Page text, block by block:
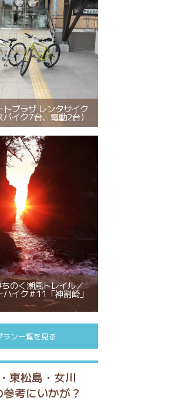
トプラザ レンタサイク
イク7台、電動2台）
ちのく潮風トレイル／
イク＃11「神割崎」
ラン一覧を見る
東松島・女川
考にいかが？